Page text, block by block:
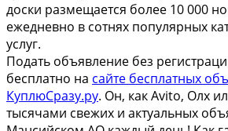
доски размещается более 10 000
ежедневно в сотнях популярных
услуг.
Подать объявление без
бесплатно на сайте бесплатных
КуплюСразу.ру. Он, как Avito, Олх
тысячами свежих и актуальных